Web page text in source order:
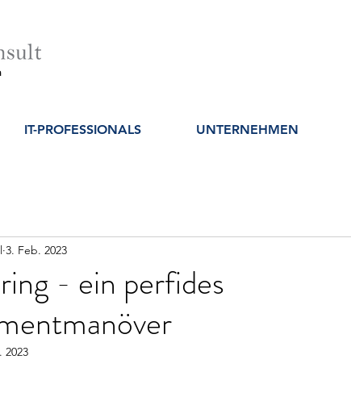
IT-PROFESSIONALS UNTERNEHMEN
- ein perfides
3. Feb. 2023
2023